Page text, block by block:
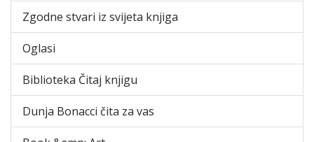
Zgodne stvari iz svijeta knjiga
Oglasi
Biblioteka Čitaj knjigu
Dunja Bonacci čita za vas